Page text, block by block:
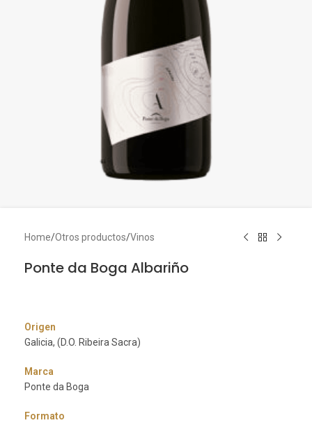
Home/Otros productos/Vinos
Ponte da Boga Albariño
Origen
Galicia, (D.O. Ribeira Sacra)
Marca
Ponte da Boga
Formato